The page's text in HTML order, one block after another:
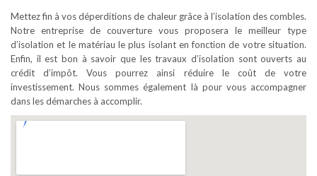
Mettez fin à vos déperditions de chaleur grâce à l’isolation des combles.
Notre entreprise de couverture vous proposera le meilleur type
d’isolation et le matériau le plus isolant en fonction de votre situation.
Enfin, il est bon à savoir que les travaux d’isolation sont ouverts au
crédit d’impôt. Vous pourrez ainsi réduire le coût de votre
investissement. Nous sommes également là pour vous accompagner
dans les démarches à accomplir.